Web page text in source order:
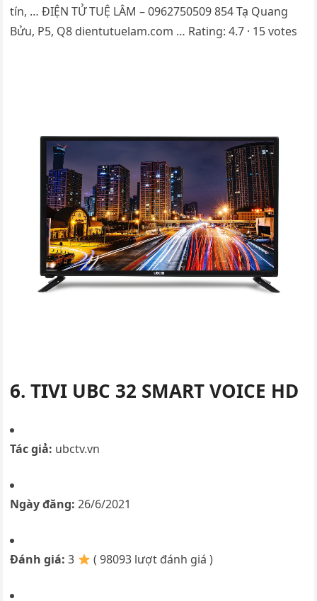
tín, … ĐIỆN TỬ TUỆ LÂM – 0962750509 854 Tạ Quang
Bửu, P5, Q8 dientutuelam.com … Rating: 4.7 · ‎15 votes
6. TIVI UBC 32 SMART VOICE HD
Tác giả: ubctv.vn
Ngày đăng:26/6/2021
Đánh giá:3 ( 98093 lượt đánh giá )